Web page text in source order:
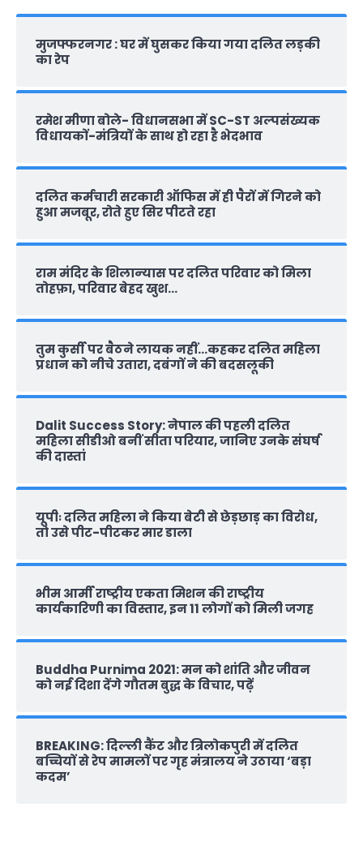
मुजफ्फरनगर : घर में घुसकर किया गया दलित लड़की
का रेप
रमेश मीणा बोले- विधानसभा में SC-ST अल्पसंख्यक
विधायकों-मंत्रियों के साथ हो रहा है भेदभाव
दलित कर्मचारी सरकारी ऑफ‍िस में ही पैरों में गिरने को
हुआ मजबूर, रोते हुए सिर पीटते रहा
राम मंदिर के शिलान्‍यास पर दलित परिवार को मिला
तोहफ़ा, परिवार बेहद खुश…
तुम कुर्सी पर बैठने लायक नहीं…कहकर दलित महिला
प्रधान को नीचे उतारा, दबंगों ने की बदसलूकी
Dalit Success Story: नेपाल की पहली दलित
महिला सीडीओ बनीं सीता परियार, जानिए उनके संघर्ष
की दास्‍तां
यूपीः दलित महिला ने किया बेटी से छेड़छाड़ का विरोध,
तो उसे पीट-पीटकर मार डाला
भीम आर्मी राष्‍ट्रीय एकता मिशन की राष्‍ट्रीय
कार्यकारिणी का विस्तार, इन 11 लोगों को मिली जगह
Buddha Purnima 2021: मन को शांति और जीवन
को नई दिशा देंगे गौतम बुद्ध के विचार, पढ़ें
BREAKING: दिल्‍ली कैंट और त्रिलोकपुरी में दलित
बच्चियों से रेप मामलों पर गृह मंत्रालय ने उठाया ‘बड़ा
कदम’